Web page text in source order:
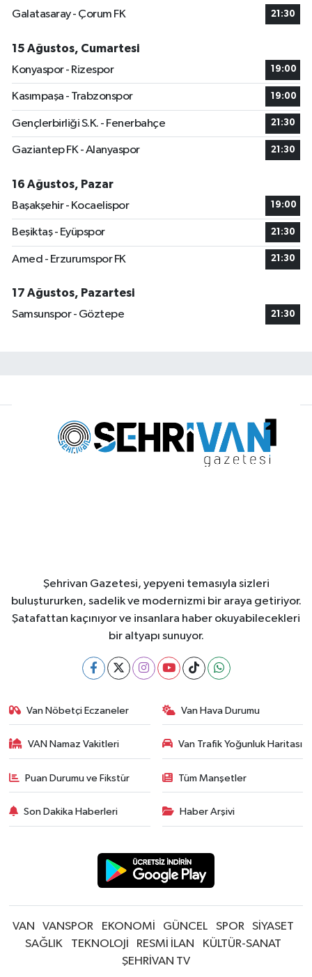
Galatasaray - Çorum FK
21:30
15 Ağustos, Cumartesi
Konyaspor - Rizespor
19:00
Kasımpaşa - Trabzonspor 19:00
Gençlerbirliği S.K. - Fenerbahçe 21:30
Gaziantep FK - Alanyaspor 21:30
16 Ağustos, Pazar
Başakşehir - Kocaelispor
19:00
Beşiktaş - Eyüpspor 21:30
Amed - Erzurumspor FK 21:30
17 Ağustos, Pazartesi
Samsunspor - Göztepe
21:30
Şehrivan Gazetesi, yepyeni temasıyla sizleri
buluştururken, sadelik ve modernizmi bir araya getiriyor.
Şatafattan kaçınıyor ve insanlara haber okuyabilecekleri
bir altyapı sunuyor.
Van Nöbetçi Eczaneler Van Hava Durumu
VAN Namaz Vakitleri Van Trafik Yoğunluk Haritası
Puan Durumu ve Fikstür Tüm Manşetler
Son Dakika Haberleri Haber Arşivi
VAN VANSPOR EKONOMİ GÜNCEL SPOR
SİYASET
SAĞLIK
TEKNOLOJİ RESMİ İLAN
KÜLTÜR-SANAT
ŞEHRİVAN TV